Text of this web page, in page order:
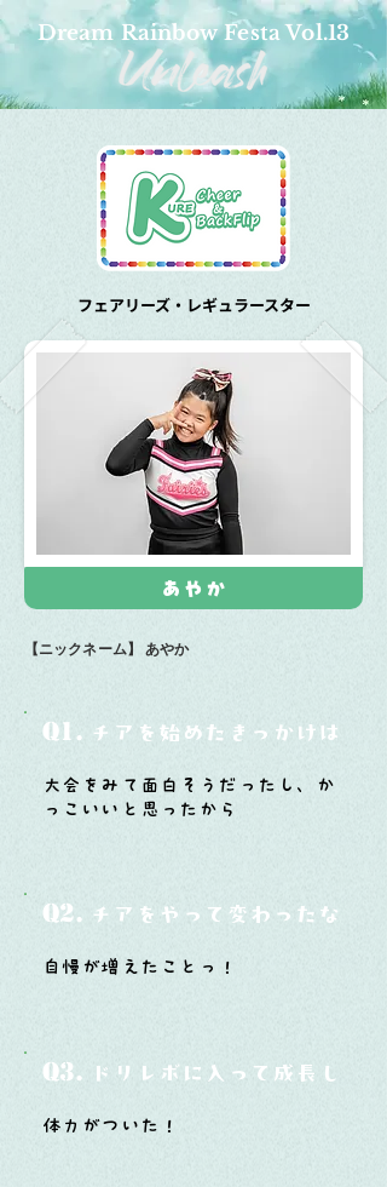
Dream Rainbow Festa Vol.13
フェアリーズ・レギュラースター
あやか
【ニックネーム】 あやか
Q1. チアを始めたきっかけは？
大会をみて面白そうだったし、か
っこいいと思ったから
Q2. チアをやって変わったなと思
自慢が増えたことっ！
Q3. ドリレボに入って成長した
体力がついた！